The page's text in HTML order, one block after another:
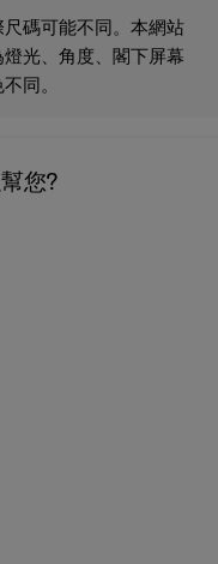
碼可能不同。本網站
光、角度、閣下屏幕
同。
您?